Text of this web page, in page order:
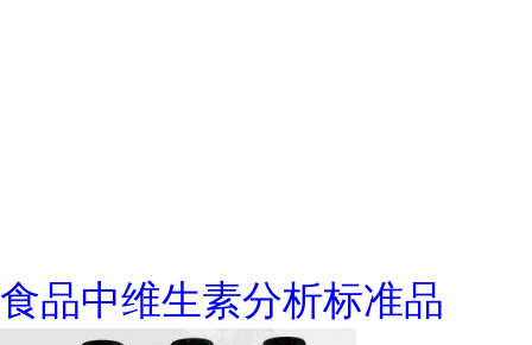
食品中维生素分析标准品